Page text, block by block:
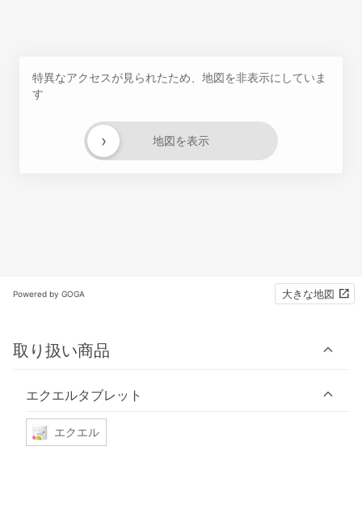
特異なアクセスが見られたため、地図を非表示にしていま
す
地図を表示
›
Powered by GOGA 大きな地図
取り扱い商品
エクエルタブレット
エクエル